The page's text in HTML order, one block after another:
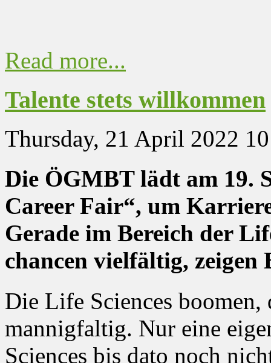
Read more...
Talente stets willkommen
Thursday, 21 April 2022
Die ÖGMBT lädt am 19.
Career Fair“, um
Gerade im Bereich der
chancen vielfältig, zeigen
Die Life Sciences
mannigfaltig. Nur eine
Sciences bis dato noch